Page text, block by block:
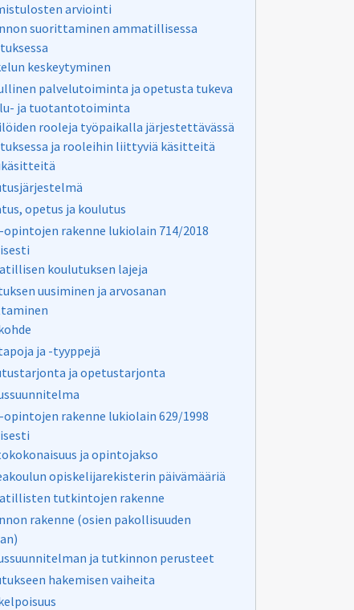
arviointi
suorittaminen ammatillisessa
keskeytyminen
palvelutoiminta ja opetusta tukeva
ja tuotantotoiminta
rooleja työpaikalla järjestettävässä
ja rooleihin liittyviä käsitteitä
opetus ja koulutus
opintojen rakenne lukiolain 714/2018
koulutuksen lajeja
uusiminen ja arvosanan
ja -tyyppejä
ja opetustarjonta
opintojen rakenne lukiolain 629/1998
ja opintojakso
opiskelijarekisterin päivämääriä
tutkintojen rakenne
rakenne (osien pakollisuuden
ja tutkinnon perusteet
hakemisen vaiheita